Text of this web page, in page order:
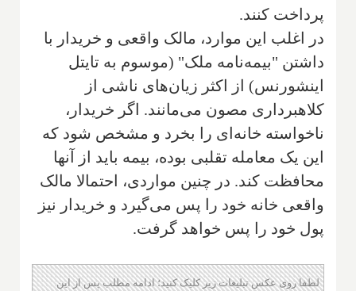
پرداخت کنند.
در اغلب این موارد، مالک واقعی و خریدار با
داشتن "بیمه‌نامه ملک" (موسوم به تایتل
اینشورنس) از اکثر زیان‌های ناشی از
کلاهبرداری مصون می‌مانند. اگر خریدار،
ناخواسته خانه‌ای را بخرد و مشخص شود که
این یک معامله تقلبی بوده‌‌، بیمه باید از آنها
محافظت کند. در چنین مواردی، احتمالا مالک
واقعی خانه خود را پس می‌گیرد و خریدار نیز
پول خود را پس خواهد گرفت.
لطفا روی عکس تبلیغات زیر کلیک کنید؛ ادامه مطلب پس از این